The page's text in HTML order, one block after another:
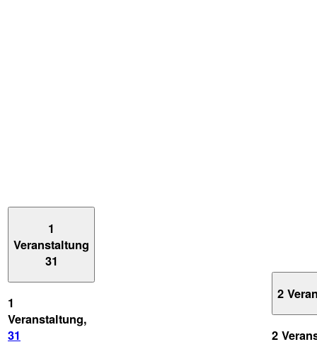
1
Veranstaltung
31
1
Veranstaltung,
31
2
2